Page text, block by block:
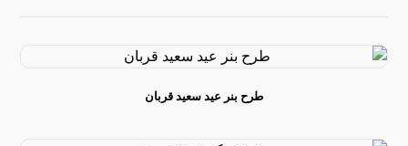
طرح بنر عید سعید قربان